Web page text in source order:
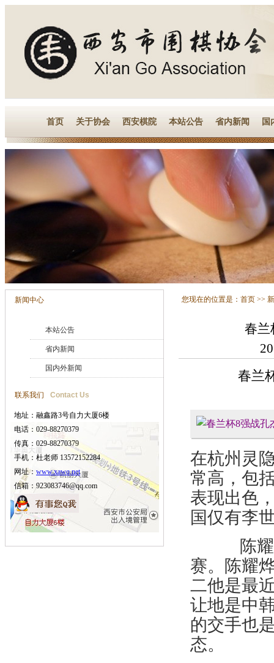
首页 关于协会 西安棋院 本站公告 省内新闻 国
新闻中心
本站公告
省内新闻
国内外新闻
联系我们 Contact Us
地址：融鑫路3号自力大厦6楼
电话：029-88270379
传真：029-88270379
手机：杜老师 13572152284
网址： www.xawq.net
信箱：923083746@qq.com
您现在的位置是： 首页 >>
春兰
春兰
在杭州灵
常高，包
表现出色
国仅有李
陈耀
赛。陈耀
二他是最
让地是中
的交手也
态。